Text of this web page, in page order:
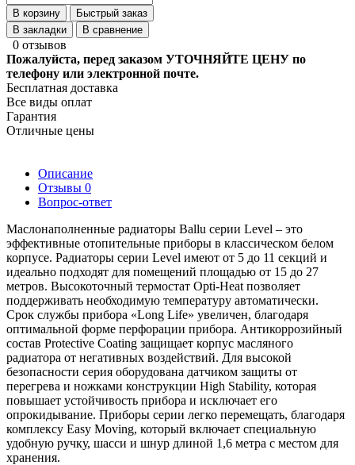
В корзину
Быстрый заказ
В закладки
В сравнение
0 отзывов
Пожалуйста, перед заказом УТОЧНЯЙТЕ ЦЕНУ по
телефону или электронной почте.
Бесплатная доставка
Все виды оплат
Гарантия
Отличные цены
Описание
Отзывы 0
Вопрос-ответ
Маслонаполненные радиаторы Ballu серии Level – это
эффективные отопительные приборы в классическом белом
корпусе. Радиаторы серии Level имеют от 5 до 11 секций и
идеально подходят для помещений площадью от 15 до 27
метров. Высокоточный термостат Opti-Heat позволяет
поддерживать необходимую температуру автоматически.
Срок службы прибора «Long Life» увеличен, благодаря
оптимальной форме перфорации прибора. Антикоррозийный
состав Protective Coating защищает корпус масляного
радиатора от негативных воздействий. Для высокой
безопасности серия оборудована датчиком защиты от
перегрева и ножками конструкции High Stability, которая
повышает устойчивость прибора и исключает его
опрокидывание. Приборы серии легко перемещать, благодаря
комплексу Easy Moving, который включает специальную
удобную ручку, шасси и шнур длиной 1,6 метра с местом для
хранения.